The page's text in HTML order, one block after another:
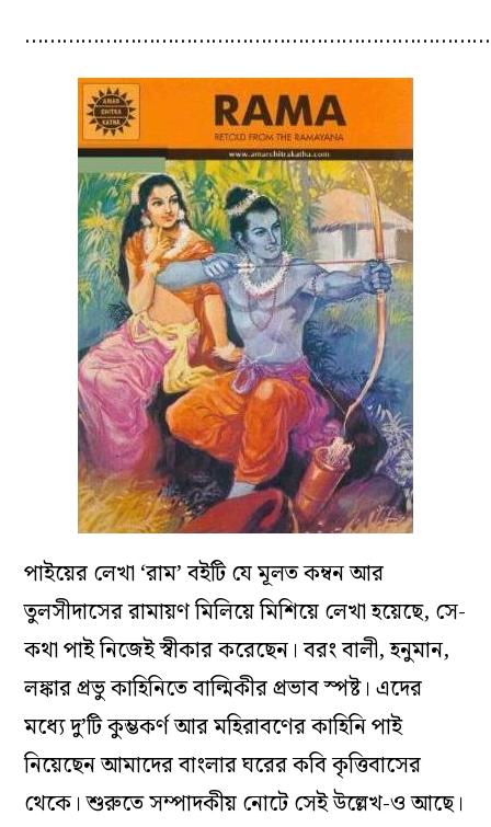
পাইয়ের লেখা ‘রাম’ বইটি যে মূলত কম্বন আর
তুলসীদাসের রামায়ণ মিলিয়ে মিশিয়ে লেখা হয়েছে, সে-
কথা পাই নিজেই স্বীকার করেছেন। বরং বালী, হনুমান,
লঙ্কার প্রভু কাহিনিতে বাল্মিকীর প্রভাব স্পষ্ট। এদের
মধ্যে দু’টি কুম্ভকর্ণ আর মহিরাবণের কাহিনি পাই
নিয়েছেন আমাদের বাংলার ঘরের কবি কৃত্তিবাসের
থেকে। শুরুতে সম্পাদকীয় নোটে সেই উল্লেখ-ও আছে।